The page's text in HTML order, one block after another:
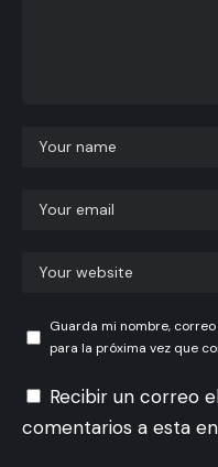
Guarda mi nombre,
para la próxima vez que
Recibir un correo
comentarios a esta